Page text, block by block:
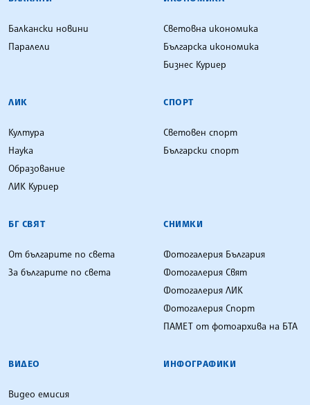
Балкански новини
Паралели
Световна икономика
Българска икономика
Бизнес Куриер
ЛИК
Култура
Наука
Образование
ЛИК Куриер
СПОРТ
Световен спорт
Български спорт
БГ СВЯТ
От българите по света
За българите по света
СНИМКИ
Фотогалерия България
Фотогалерия Свят
Фотогалерия ЛИК
Фотогалерия Спорт
ПАМЕТ от фотоархива на БТА
ВИДЕО
Видео емисия
ИНФОГРАФИКИ